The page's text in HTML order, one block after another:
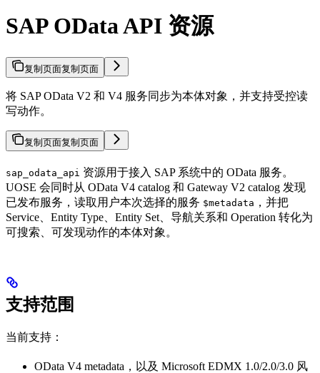
SAP OData API 资源
复制页面复制页面
将 SAP OData V2 和 V4 服务同步为本体对象，并支持受控读
写动作。
复制页面复制页面
sap_odata_api 资源用于接入 SAP 系统中的 OData 服务。
UOSE 会同时从 OData V4 catalog 和 Gateway V2 catalog 发现
已发布服务，读取用户本次选择的服务 $metadata ，并把
Service、Entity Type、Entity Set、导航关系和 Operation 转化为
可搜索、可发现动作的本体对象。
支持范围
当前支持：
OData V4 metadata，以及 Microsoft EDMX 1.0/2.0/3.0 风